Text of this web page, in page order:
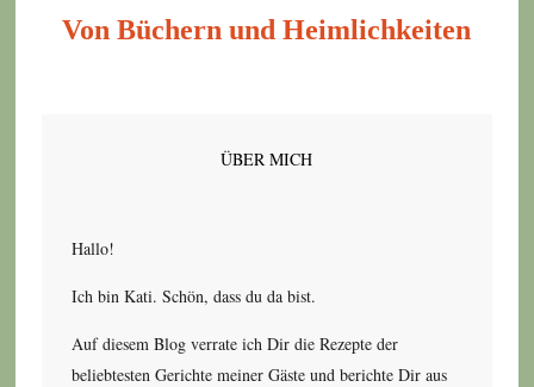
Von Büchern und Heimlichkeiten
ÜBER MICH
Hallo!
Ich bin Kati. Schön, dass du da bist.
Auf diesem Blog verrate ich Dir die Rezepte der
beliebtesten Gerichte meiner Gäste und berichte Dir aus